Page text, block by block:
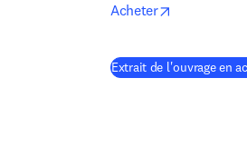
Acheter
Extrait de l'ouvrage en